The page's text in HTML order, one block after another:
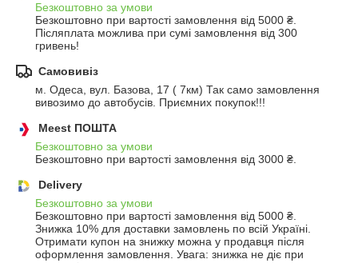
Безкоштовно за умови
Безкоштовно при вартості замовлення від 5000 ₴.
Післяплата можлива при сумі замовлення від 300
гривень!
Самовивіз
м. Одеса, вул. Базова, 17 ( 7км) Так само замовлення
вивозимо до автобусів. Приємних покупок!!!
Meest ПОШТА
Безкоштовно за умови
Безкоштовно при вартості замовлення від 3000 ₴.
Delivery
Безкоштовно за умови
Безкоштовно при вартості замовлення від 5000 ₴.
Знижка 10% для доставки замовлень по всій Україні.
Отримати купон на знижку можна у продавця після
оформлення замовлення. Увага: знижка не діє при